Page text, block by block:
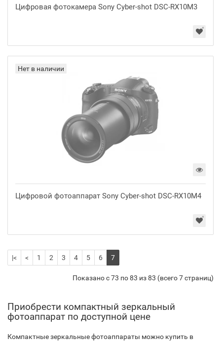
Цифровая фотокамера Sony Cyber-shot DSC-RX10M3
Нет в наличии
Цифровой фотоаппарат Sony Cyber-shot DSC-RX10M4
|< < 1 2 3 4 5 6 7
Показано с 73 по 83 из 83 (всего 7 страниц)
Приобрести компактный зеркальный
фотоаппарат по доступной цене
Компактные зеркальные фотоаппараты можно купить в